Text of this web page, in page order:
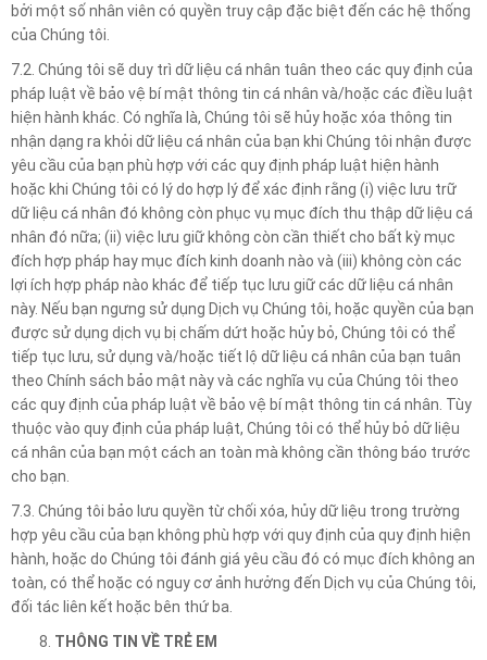
bởi một số nhân viên có quyền truy cập đặc biệt đến các hệ thống
của Chúng tôi.
7.2. Chúng tôi sẽ duy trì dữ liệu cá nhân tuân theo các quy định của
pháp luật về bảo vệ bí mật thông tin cá nhân và/hoặc các điều luật
hiện hành khác. Có nghĩa là, Chúng tôi sẽ hủy hoặc xóa thông tin
nhận dạng ra khỏi dữ liệu cá nhân của bạn khi Chúng tôi nhận được
yêu cầu của bạn phù hợp với các quy định pháp luật hiện hành
hoặc khi Chúng tôi có lý do hợp lý để xác định rằng (i) việc lưu trữ
dữ liệu cá nhân đó không còn phục vụ mục đích thu thập dữ liệu cá
nhân đó nữa; (ii) việc lưu giữ không còn cần thiết cho bất kỳ mục
đích hợp pháp hay mục đích kinh doanh nào và (iii) không còn các
lợi ích hợp pháp nào khác để tiếp tục lưu giữ các dữ liệu cá nhân
này. Nếu bạn ngưng sử dụng Dịch vụ Chúng tôi, hoặc quyền của bạn
được sử dụng dịch vụ bị chấm dứt hoặc hủy bỏ, Chúng tôi có thể
tiếp tục lưu, sử dụng và/hoặc tiết lộ dữ liệu cá nhân của bạn tuân
theo Chính sách bảo mật này và các nghĩa vụ của Chúng tôi theo
các quy định của pháp luật về bảo vệ bí mật thông tin cá nhân. Tùy
thuộc vào quy định của pháp luật, Chúng tôi có thể hủy bỏ dữ liệu
cá nhân của bạn một cách an toàn mà không cần thông báo trước
cho bạn.
7.3. Chúng tôi bảo lưu quyền từ chối xóa, hủy dữ liệu trong trường
hợp yêu cầu của bạn không phù hợp với quy định của quy định hiện
hành, hoặc do Chúng tôi đánh giá yêu cầu đó có mục đích không an
toàn, có thể hoặc có nguy cơ ảnh hưởng đến Dịch vụ của Chúng tôi,
đối tác liên kết hoặc bên thứ ba.
THÔNG TIN VỀ TRẺ EM